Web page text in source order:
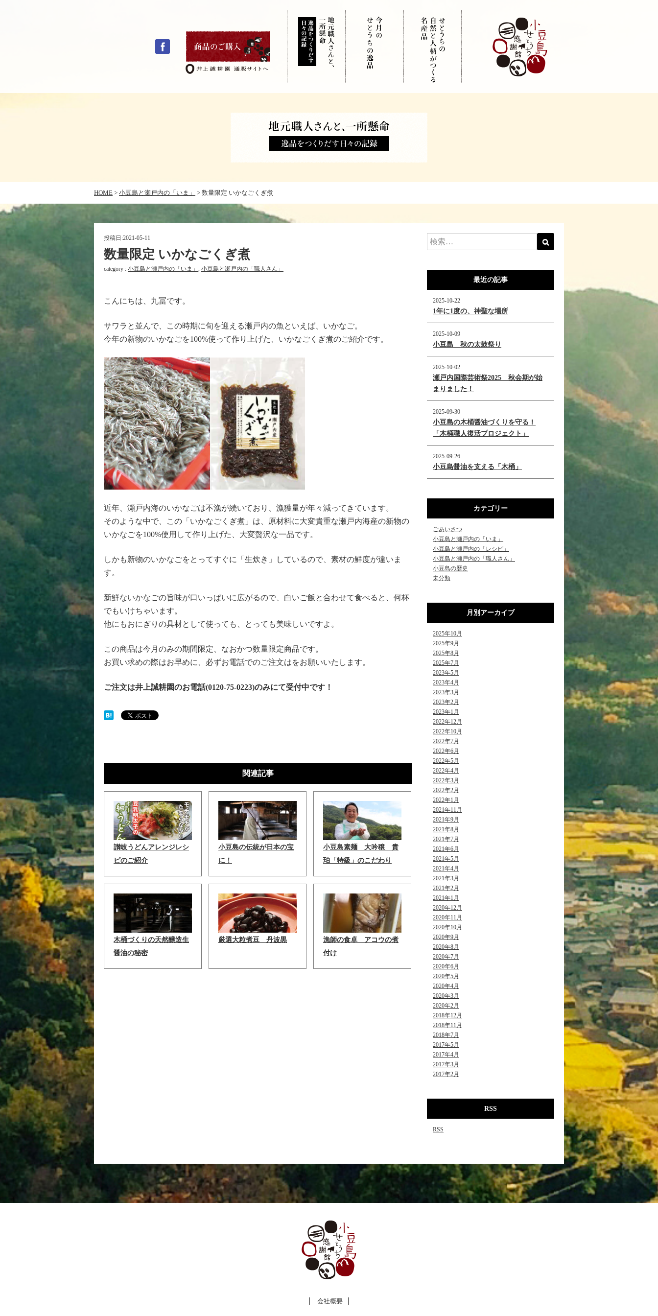
ッ
プ
HOME > 小豆島と瀬戸内の「いま」 > 数量限定 いかなごくぎ煮
投稿日:2021-05-11
数量限定 いかなごくぎ煮
category : 小豆島と瀬戸内の「いま」 , 小豆島と瀬戸内の「職人さん」
こんにちは、九冨です。
サワラと並んで、この時期に旬を迎える瀬戸内の魚といえば、いかなご。
今年の新物のいかなごを100%使って作り上げた、いかなごくぎ煮のご紹介です。
近年、瀬戸内海のいかなごは不漁が続いており、漁獲量が年々減ってきています。
そのような中で、この「いかなごくぎ煮」は、原材料に大変貴重な瀬戸内海産の新物の
いかなごを100%使用して作り上げた、大変贅沢な一品です。
しかも新物のいかなごをとってすぐに「生炊き」しているので、素材の鮮度が違いま
す。
新鮮ないかなごの旨味が口いっぱいに広がるので、白いご飯と合わせて食べると、何杯
でもいけちゃいます。
他にもおにぎりの具材として使っても、とっても美味しいですよ。
この商品は今月のみの期間限定、なおかつ数量限定商品です。
お買い求めの際はお早めに、必ずお電話でのご注文はをお願いいたします。
ご注文は井上誠耕園のお電話(0120-75-0223)のみにて受付中です！
関連記事
讃岐うどんアレンジレシ
ピのご紹介
小豆島の伝統が日本の宝
に！
小豆島素麺 大吟穣 貴
珀「特級」のこだわり
木桶づくりの天然醸造生
醤油の秘密
厳選大粒煮豆 丹波黒
漁師の食卓 アコウの煮
付け
最近の記事
2025-10-22
1年に1度の、神聖な場所
2025-10-09
小豆島 秋の太鼓祭り
2025-10-02
瀬戸内国際芸術祭2025 秋会期が始
まりました！
2025-09-30
小豆島の木桶醤油づくりを守る！
「木桶職人復活プロジェクト」
2025-09-26
小豆島醤油を支える「木桶」
カテゴリー
ごあいさつ
小豆島と瀬戸内の「いま」
小豆島と瀬戸内の「レシピ」
小豆島と瀬戸内の「職人さん」
小豆島の歴史
未分類
月別アーカイブ
2025年10月
2025年9月
2025年8月
2025年7月
2023年5月
2023年4月
2023年3月
2023年2月
2023年1月
2022年12月
2022年10月
2022年7月
2022年6月
2022年5月
2022年4月
2022年3月
2022年2月
2022年1月
2021年11月
2021年9月
2021年8月
2021年7月
2021年6月
2021年5月
2021年4月
2021年3月
2021年2月
2021年1月
2020年12月
2020年11月
2020年10月
2020年9月
2020年8月
2020年7月
2020年6月
2020年5月
2020年4月
2020年3月
2020年2月
2018年12月
2018年11月
2018年7月
2017年5月
2017年4月
2017年3月
2017年2月
RSS
RSS
会社概要